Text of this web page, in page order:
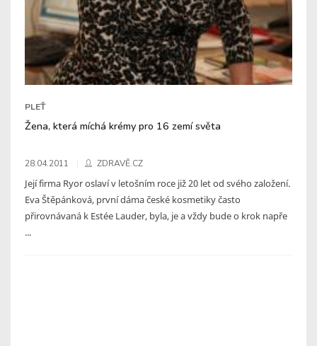
PLEŤ
Žena, která míchá krémy pro 16 zemí světa
28.04.2011 ZDRAVĚ.CZ
Její firma Ryor oslaví v letošním roce již 20 let od svého založení.
Eva Štěpánková, první dáma české kosmetiky často
přirovnávaná k Estée Lauder, byla, je a vždy bude o krok napře
...